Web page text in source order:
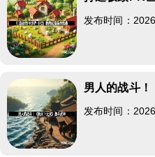
发布时间：
男人的战斗
发布时间：